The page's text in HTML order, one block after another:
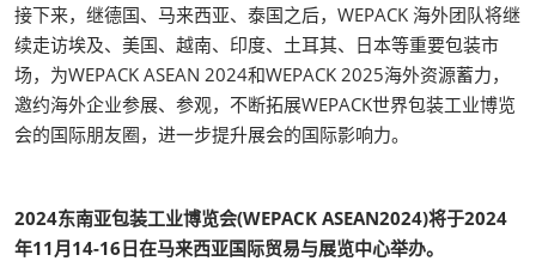
接下来，继德国、马来西亚、泰国之后，WEPACK 海外团队将继
续走访埃及、美国、越南、印度、土耳其、日本等重要包装市
场，为WEPACK ASEAN 2024和WEPACK 2025海外资源蓄力，
邀约海外企业参展、参观，不断拓展WEPACK世界包装工业博览
会的国际朋友圈，进一步提升展会的国际影响力。
2024东南亚包装工业博览会(WEPACK ASEAN2024)将于2024
年11月14-16日在马来西亚国际贸易与展览中心举办。